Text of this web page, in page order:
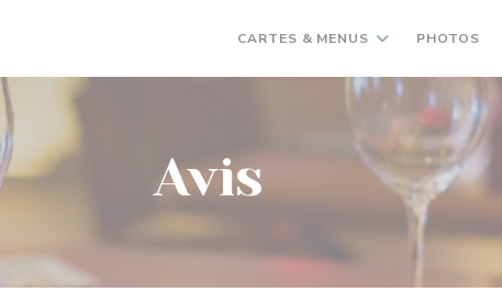
CARTES & MENUS PHOTOS
Avis